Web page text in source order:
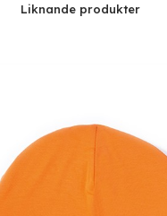
Liknande produkter